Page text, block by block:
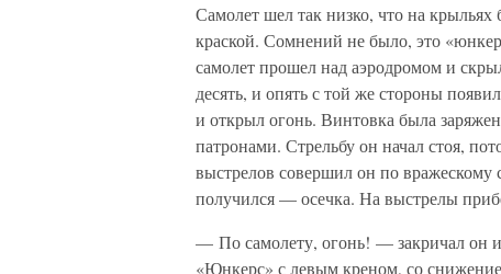
Самолет шел так низко, что на
краской. Сомнений не было, это
самолет прошел над аэродромом и
десять, и опять с той же стороны
и открыл огонь. Винтовка была
патронами. Стрельбу он начал стоя,
выстрелов совершил он по вражескому
получился — осечка. На выстрелы
— По самолету, огонь! — закричал он и
«Юнкерс» с левым креном, со